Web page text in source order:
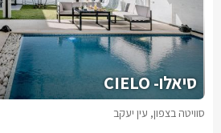
סיאלו- CIELO
סוויטה בצפון, עין יעקב